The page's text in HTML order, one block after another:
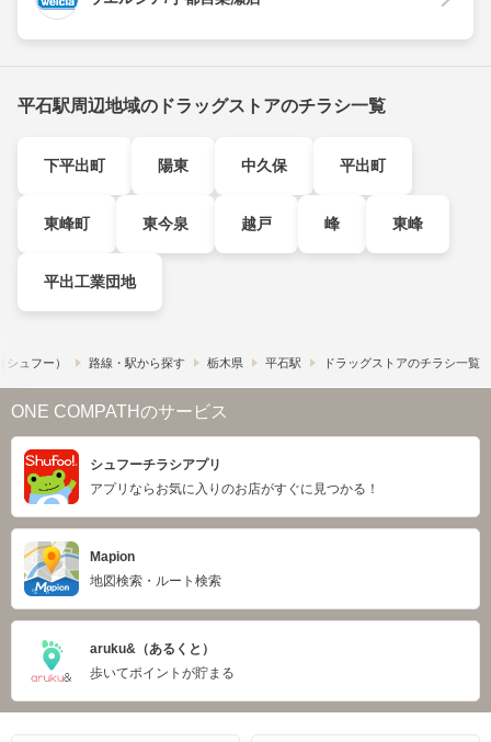
平石駅周辺地域のドラッグストアのチラシ一覧
下平出町 陽東 中久保 平出町
東峰町 東今泉 越戸 峰 東峰
平出工業団地
ュフー） 路線・駅から探す 栃木県 平石駅 ドラッグストアのチラシ一覧
ONE COMPATHのサービス
シュフーチラシアプリ
アプリならお気に入りのお店がすぐに見つかる！
Mapion
地図検索・ルート検索
aruku&（あるくと）
歩いてポイントが貯まる